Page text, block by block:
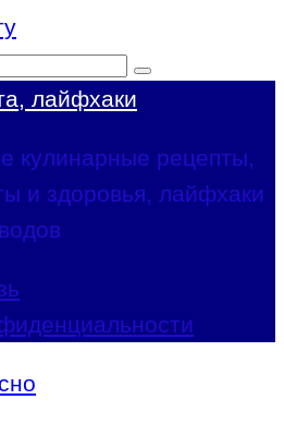
лайфхаки
кулинарные рецепты,
и здоровья, лайфхаки